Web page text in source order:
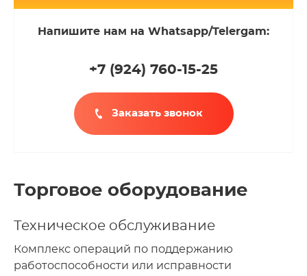
Напишите нам на Whatsapp/Telergam:
+7 (924) 760-15-25
Заказать звонок
Торговое оборудование
Техническое обслуживание
Комплекс операций по поддержанию
работоспособности или исправности